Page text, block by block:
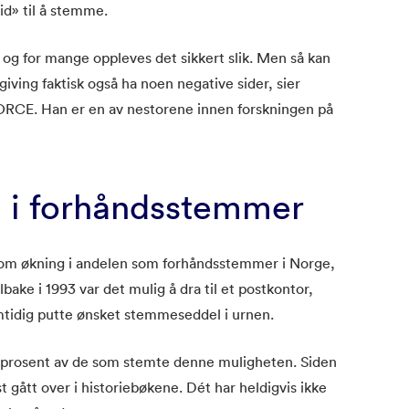
til å stemme.
for mange oppleves det sikkert slik. Men så kan
faktisk også ha noen negative sider, sier
Han er en av nestorene innen forskningen på
forhåndsstemmer
økning i andelen som forhåndsstemmer i Norge,
i 1993 var det mulig å dra til et postkontor,
putte ønsket stemmeseddel i urnen.
av de som stemte denne muligheten. Siden
gått over i historiebøkene. Dét har heldigvis ikke